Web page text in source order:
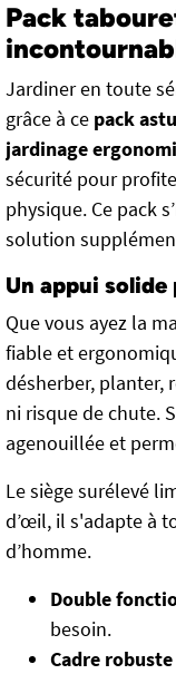
Pack
Jardiner en toute
grâce à ce pack
jardinage
sécurité pour
physique. Ce pack
solution
Un appui
Que vous ayez la
fiable et
désherber, planter,
ni risque de chute.
agenouillée et
Le siège surélevé
d’œil, il s'adapte à
d’homme.
Double
besoin.
Cadre